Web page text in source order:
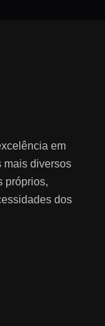
em
mais diversos
próprios,
dos